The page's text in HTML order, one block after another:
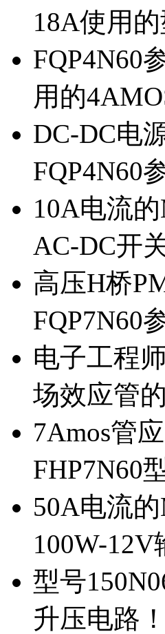
18A使用的
FQP4N60
用的
DC-DC电
FQP4N60
10A电流
AC-DC开
高压H桥
FQP7N60
电子工程
场效应管
7Amos管
FHP7N60
50A电流
100W-
型号
升压电路！